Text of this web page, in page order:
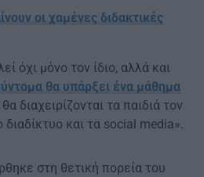
οι χαμένες διδακτικές
όχι μόνο τον ίδιο, αλλά και
θα υπάρξει ένα μάθημα
διαχειρίζονται τα παιδιά τον
διαδίκτυο και τα social media».
στη θετική πορεία του